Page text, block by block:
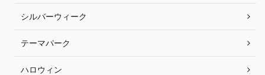
シルバーウィーク
テーマパーク
ハロウィン